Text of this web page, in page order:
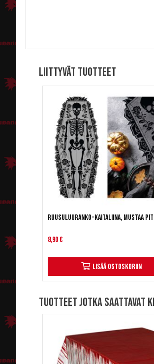
Liittyvät tuotteet
Ruusuluuranko-kaitaliina, mustaa
8,90 €
Lisää ostoskoriin
Tuotteet jotka saattavat